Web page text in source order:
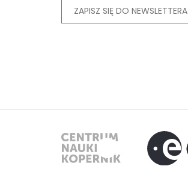
ZAPISZ SIĘ DO NEWSLETTERA